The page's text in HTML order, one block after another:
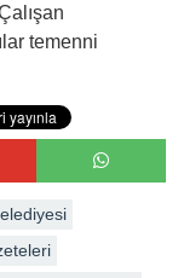
temenni